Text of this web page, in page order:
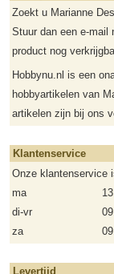
Zoekt u Marianne
Stuur dan een e-mail
product nog
Hobbynu.nl is een
hobbyartikelen van
artikelen zijn bij ons
Klantenservice
Onze klantenservice
ma
di-vr
za
Levertijd